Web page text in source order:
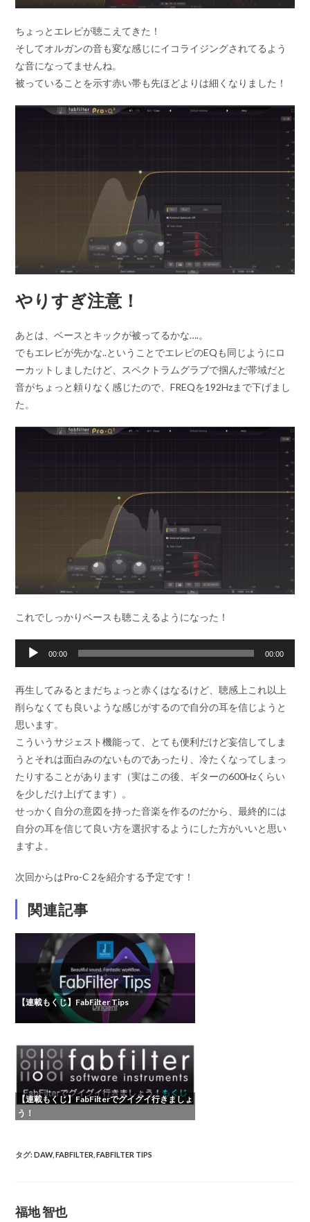
ちょっとエレピが聴こえてきた！
そしてオルガンの音も変な感じにイコライジングされてるよう
な音になってませんね。
被っていることを示す赤い帯も先ほどよりは細くなりました！
やりすぎ注意！
あとは、ベースとキックが被ってるかな….。
でもエレピが先かな..ということでエレピのEQも同じようにロ
ーカットしましたけど、スペクトラムグラブで掴んだ帯域だと
音がちょっと頼りなく感じたので、FREQを192Hzまで下げまし
た。
これでしっかりベースも聴こえるようになった！
声
00:00 00:00
再生してみるとまだちょっと赤くはなるけど、聴感上これ以上
削らなくても良いような感じがするので自分の耳を信じようと
思います。
こういうサジェスト機能って、とても便利だけど妄信してしま
うとそれは面白みのないものであったり、冷たくなってしまっ
たりすることがあります（実はこの後、ギターの600Hzくらい
を少しだけ上げてます）。
せっかく自分の意図を持った音楽を作るのだから、最終的には
自分の耳を信じて良い方を選択するようにした方がいいと思い
ますよ。
次回からはPro-C 2を紹介する予定です！
関連記事
【連載もくじ】FabFilter Tips
【連載もくじ】FabFilterでグイグイ行きましょ
う！
タグ:DAW, FABFILTER FABFILTER TIPS
福地 智也